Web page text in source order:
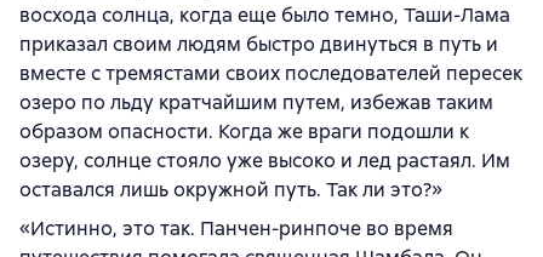
восхода солнца, когда еще было темно, Таши-Лама
приказал своим людям быстро двинуться в путь и
вместе с тремястами своих последователей пересек
озеро по льду кратчайшим путем, избежав таким
образом опасности. Когда же враги подошли к
озеру, солнце стояло уже высоко и лед растаял. Им
оставался лишь окружной путь. Так ли это?»
«Истинно, это так. Панчен-ринпоче во время